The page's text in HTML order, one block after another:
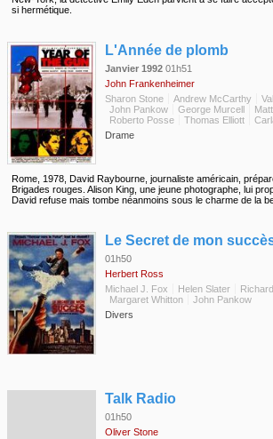
si hermétique.
L'Année de plomb
Janvier 1992 01h51
John Frankenheimer
Sharon Stone
Andrew McCarthy
John Pankow
George Murcell
Roberto Posse
Thomas Elliott
Drame
Rome, 1978, David Raybourne, journaliste américain,
Brigades rouges. Alison King, une jeune photographe, lui
David refuse mais tombe néanmoins sous le charme de la
Le Secret de mon
01h50
Herbert Ross
Michael J. Fox
Helen Slater
Margaret Whitton
John Pankow
Divers
Talk Radio
01h50
Oliver Stone